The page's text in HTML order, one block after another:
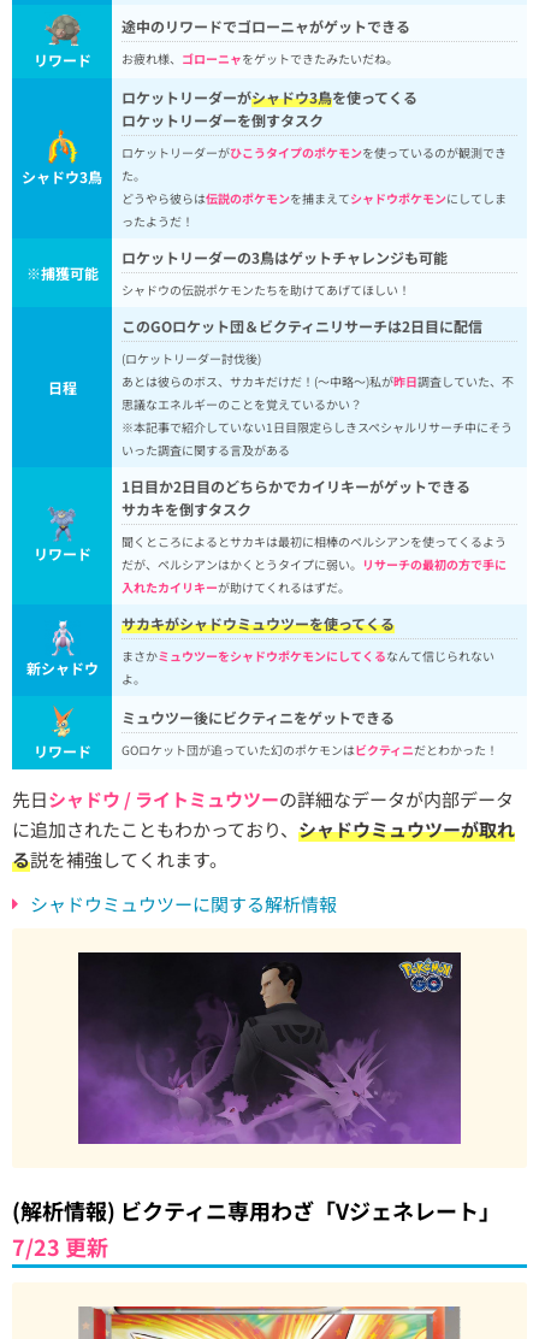
リワード
途中のリワードでゴローニャがゲットできる
お疲れ様、 ゴローニャをゲットできたみたいだね。
シャドウ3鳥
ロケットリーダーがシャドウ3鳥を使ってくる
ロケットリーダーを倒すタスク
ロケットリーダーがひこうタイプのポケモンを使っているのが観測でき
た。
どうやら彼らは伝説のポケモンを捕まえてシャドウポケモンにしてしま
ったようだ！
※捕獲可能
ロケットリーダーの3鳥はゲットチャレンジも可能
シャドウの伝説ポケモンたちを助けてあげてほしい！
日程
このGOロケット団＆ビクティニリサーチは2日目に配信
(ロケットリーダー討伐後)
あとは彼らのボス、サカキだけだ！(〜中略〜)私が昨日調査していた、不
思議なエネルギーのことを覚えているかい？
※本記事で紹介していない1日目限定らしきスペシャルリサーチ中にそう
いった調査に関する言及がある
リワード
1日目か2日目のどちらかでカイリキーがゲットできる
サカキを倒すタスク
聞くところによるとサカキは最初に相棒のペルシアンを使ってくるよう
だが、ペルシアンはかくとうタイプに弱い。 リサーチの最初の方で手に
入れたカイリキーが助けてくれるはずだ。
新シャドウ
サカキがシャドウミュウツーを使ってくる
まさかミュウツーをシャドウポケモンにしてくるなんて信じられない
よ。
リワード
ミュウツー後にビクティニをゲットできる
GOロケット団が追っていた幻のポケモンはビクティニだとわかった！
先日シャドウ / ライトミュウツーの詳細なデータが内部データ
に追加されたこともわかっており、 シャドウミュウツーが取れ
る説を補強してくれます。
シャドウミュウツーに関する解析情報
(解析情報) ビクティニ専用わざ「Vジェネレート」
7/23 更新